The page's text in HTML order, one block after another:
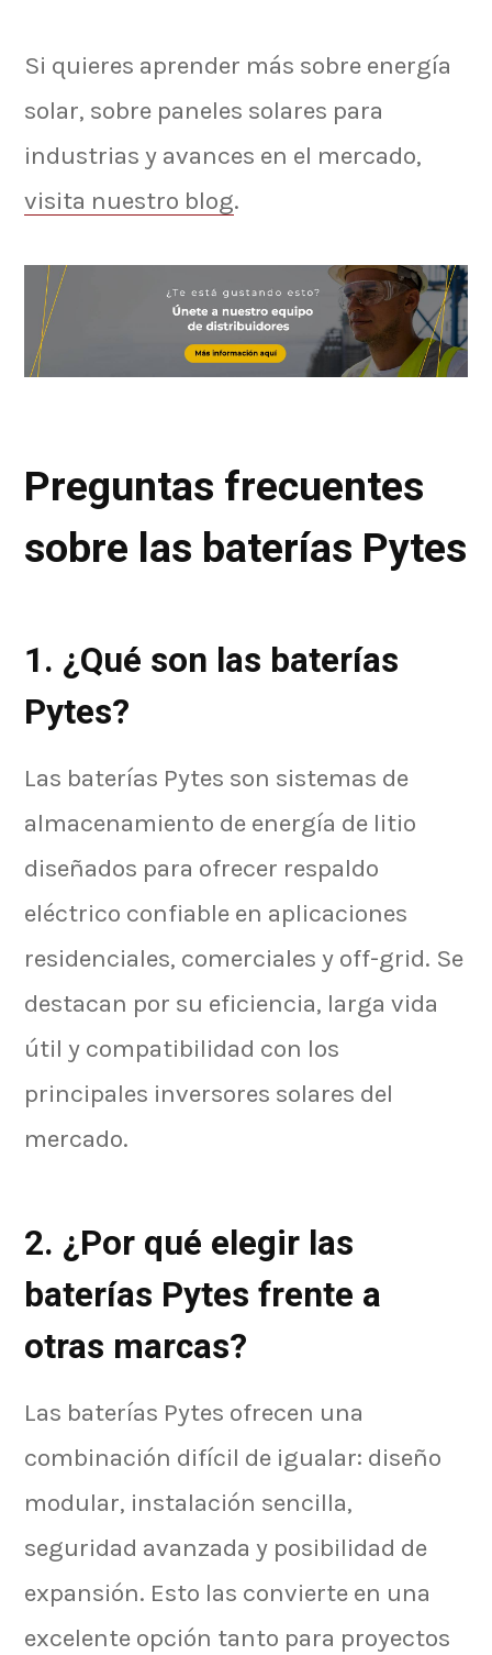
Si quieres aprender más sobre energía
solar, sobre paneles solares para
industrias y avances en el mercado,
visita nuestro blog.
Preguntas frecuentes
sobre las baterías Pytes
1. ¿Qué son las baterías
Pytes?
Las baterías Pytes son sistemas de
almacenamiento de energía de litio
diseñados para ofrecer respaldo
eléctrico confiable en aplicaciones
residenciales, comerciales y off-grid. Se
destacan por su eficiencia, larga vida
útil y compatibilidad con los
principales inversores solares del
mercado.
2. ¿Por qué elegir las
baterías Pytes frente a
otras marcas?
Las baterías Pytes ofrecen una
combinación difícil de igualar: diseño
modular, instalación sencilla,
seguridad avanzada y posibilidad de
expansión. Esto las convierte en una
excelente opción tanto para proyectos